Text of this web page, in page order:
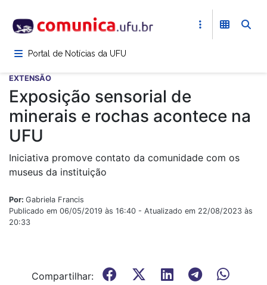
para
conteúdoPortal de Notícias da UFU
EXTENSÃO
Exposição sensorial de
minerais e rochas acontece na
UFU
Iniciativa promove contato da comunidade com os
museus da instituição
Por: Gabriela Francis
Publicado em 06/05/2019 às 16:40 - Atualizado em 22/08/2023 às
20:33
Compartilhar: